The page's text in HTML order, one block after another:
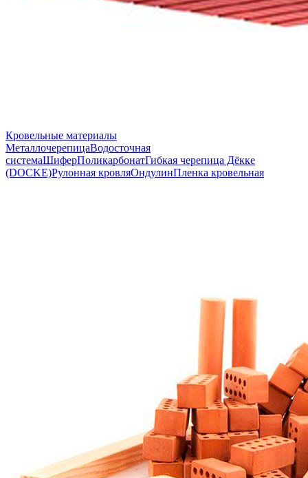
Кровельные материалы
МеталлочерепицаВодосточная
системаШиферПоликарбонатГибкая черепица Дёкке
(DOCKE)Рулонная кровляОндулинПленка кровельная